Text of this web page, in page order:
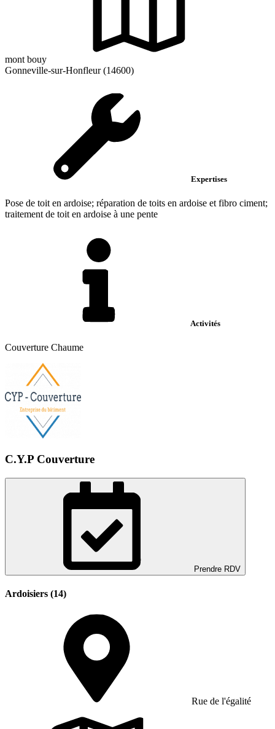
mont bouy
Gonneville-sur-Honfleur (14600)
Expertises
Pose de toit en ardoise; réparation de toits en ardoise et fibro ciment;
traitement de toit en ardoise à une pente
Activités
Couverture Chaume
C.Y.P Couverture
Prendre RDV
Ardoisiers (14)
Rue de l'égalité